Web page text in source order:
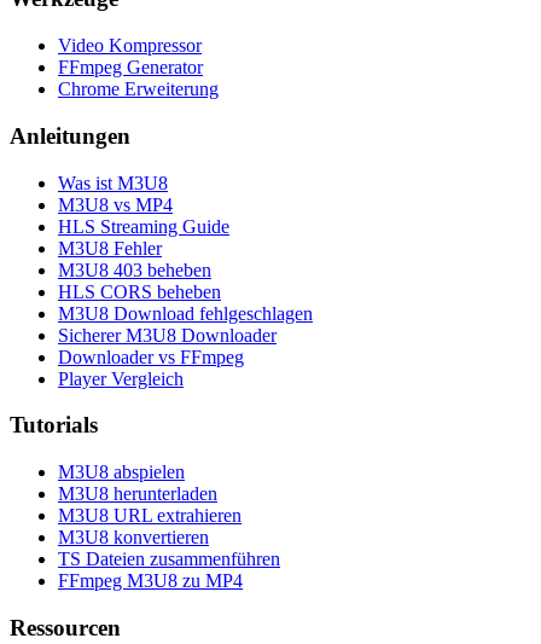
Video Kompressor
FFmpeg Generator
Chrome Erweiterung
Anleitungen
Was ist M3U8
M3U8 vs MP4
HLS Streaming Guide
M3U8 Fehler
M3U8 403 beheben
HLS CORS beheben
M3U8 Download fehlgeschlagen
Sicherer M3U8 Downloader
Downloader vs FFmpeg
Player Vergleich
Tutorials
M3U8 abspielen
M3U8 herunterladen
M3U8 URL extrahieren
M3U8 konvertieren
TS Dateien zusammenführen
FFmpeg M3U8 zu MP4
Ressourcen